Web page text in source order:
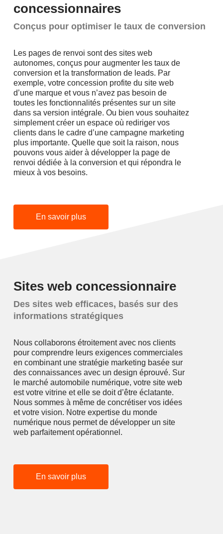
concessionnaires
Conçus pour optimiser le taux de conversion
Les pages de renvoi sont des sites web
autonomes, conçus pour augmenter les taux de
conversion et la transformation de leads. Par
exemple, votre concession profite du site web
d’une marque et vous n’avez pas besoin de
toutes les fonctionnalités présentes sur un site
dans sa version intégrale. Ou bien vous souhaitez
simplement créer un espace où rediriger vos
clients dans le cadre d’une campagne marketing
plus importante. Quelle que soit la raison, nous
pouvons vous aider à développer la page de
renvoi dédiée à la conversion et qui répondra le
mieux à vos besoins.
En savoir plus
Sites web concessionnaire
Des sites web efficaces, basés sur des
informations stratégiques
Nous collaborons étroitement avec nos clients
pour comprendre leurs exigences commerciales
en combinant une stratégie marketing basée sur
des connaissances avec un design éprouvé. Sur
le marché automobile numérique, votre site web
est votre vitrine et elle se doit d’être éclatante.
Nous sommes à même de concrétiser vos idées
et votre vision. Notre expertise du monde
numérique nous permet de développer un site
web parfaitement opérationnel.
En savoir plus